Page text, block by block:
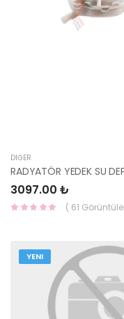
DIĞER
3097.00 ₺
( 61
YENI